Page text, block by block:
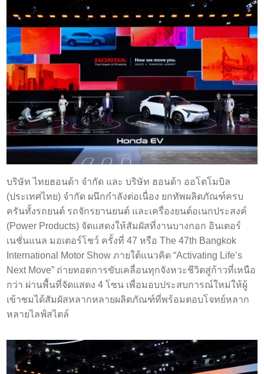
บริษัท ไทยฮอนด้า จำกัด และ บริษัท ฮอนด้า ออโตโมบิล
(ประเทศไทย) จำกัด ผนึกกำลังต่อเนื่อง ยกทัพผลิตภัณฑ์ครบ
ครันทั้งรถยนต์ รถจักรยานยนต์ และเครื่องยนต์อเนกประสงค์
(Power Products) จัดแสดงให้สัมผัสที่งานบางกอก อินเตอร์
เนชั่นแนล มอเตอร์โชว์ ครั้งที่ 47 หรือ The 47th Bangkok
International Motor Show ภายใต้แนวคิด “Activating Life’s
Next Move” ถ่ายทอดการขับเคลื่อนทุกจังหวะชีวิตสู่ก้าวที่เหนือ
กว่า ผ่านพื้นที่จัดแสดง 4 โซน เพื่อมอบประสบการณ์ใหม่ให้ผู้
เข้าชมได้สัมผัสหลากหลายผลิตภัณฑ์ที่พร้อมตอบโจทย์หลาก
หลายไลฟ์สไตล์